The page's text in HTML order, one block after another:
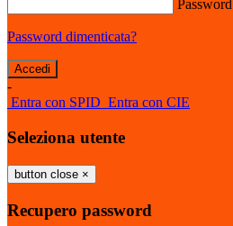
Password
Password dimenticata?
-
Entra con SPID Entra con CIE
Seleziona utente
button close ×
Recupero password